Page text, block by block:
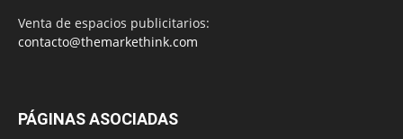
Venta de espacios publicitarios:
contacto@themarkethink.com
PÁGINAS ASOCIADAS